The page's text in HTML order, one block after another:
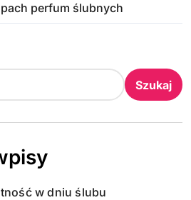
perfum ślubnych
Szukaj
w dniu ślubu